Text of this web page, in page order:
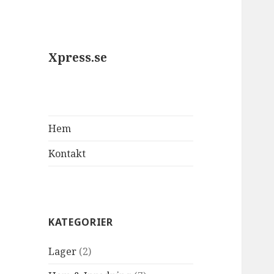
Xpress.se
Hem
Kontakt
KATEGORIER
Lager (2)